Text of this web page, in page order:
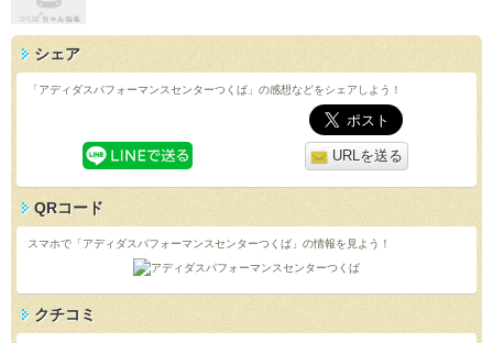
シェア
「アディダスパフォーマンスセンターつくば」の感想などをシェアしよう！
URLを送る
QRコード
スマホで「アディダスパフォーマンスセンターつくば」の情報を見よう！
クチコミ